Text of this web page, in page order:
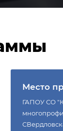
Место
ГАПОУ СО